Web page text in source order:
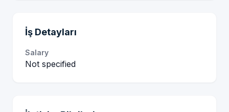
İş Detayları
Salary
Not specified